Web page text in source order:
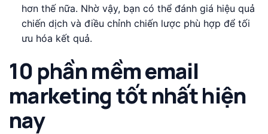
hơn thế nữa. Nhờ vậy, bạn có thể đánh giá hiệu quả
chiến dịch và điều chỉnh chiến lược phù hợp để tối
ưu hóa kết quả.
10 phần mềm email
marketing tốt nhất hiện
nay